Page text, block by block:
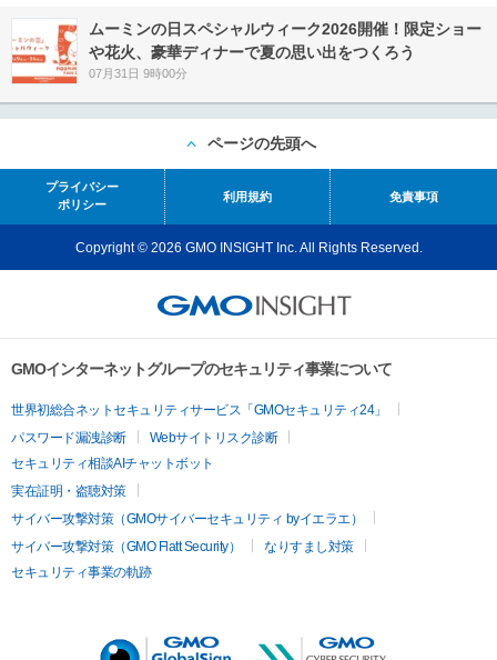
ムーミンの日スペシャルウィーク2026開催！限定ショー
や花火、豪華ディナーで夏の思い出をつくろう
07月31日 9時00分
ページの先頭へ
プライバシー
ポリシー
利用規約 免責事項
Copyright © 2026 GMO INSIGHT Inc. All Rights Reserved.
GMOインターネットグループのセキュリティ事業について
世界初総合ネットセキュリティサービス「GMOセキュリティ24」
パスワード漏洩診断
Webサイトリスク診断
セキュリティ相談AIチャットボット
実在証明・盗聴対策
サイバー攻撃対策（GMOサイバーセキュリティ byイエラエ）
サイバー攻撃対策（GMO Flatt Security）
なりすまし対策
セキュリティ事業の軌跡